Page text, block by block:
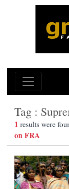
Tag :
1 results were
on FRA